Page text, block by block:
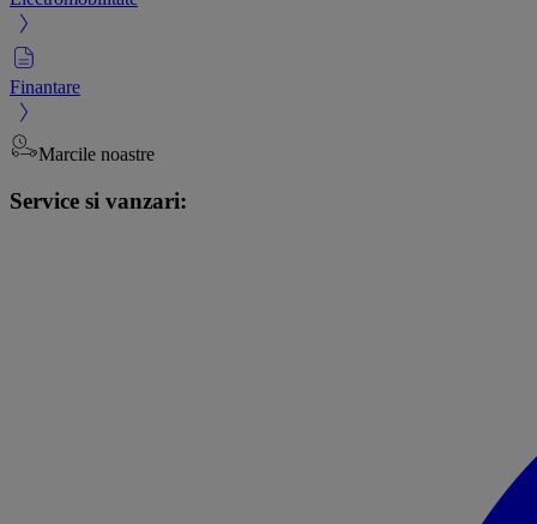
Finantare
Marcile noastre
Service si vanzari: